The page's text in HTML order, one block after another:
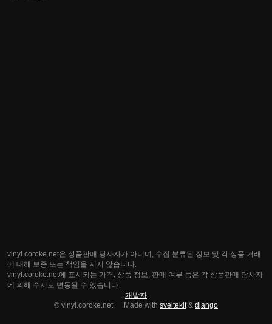
vinyl.coroke.net은 상품판매 당사자가 아니며, 수집 분류된 정보 및 각 상품 거래
에 대해 보증 또는 책임을 지지 않습니다.
vinyl.coroke.net에 표시되는 가격, 상품 정보, 판매 여부 등은 각 상품판매 당사자
에 의해 수시로 변동될 수 있습니다.
개발자
© vinyl.coroke.net. Made with sveltekit& django